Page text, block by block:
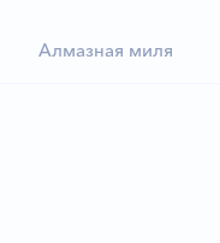
Алмазная миля